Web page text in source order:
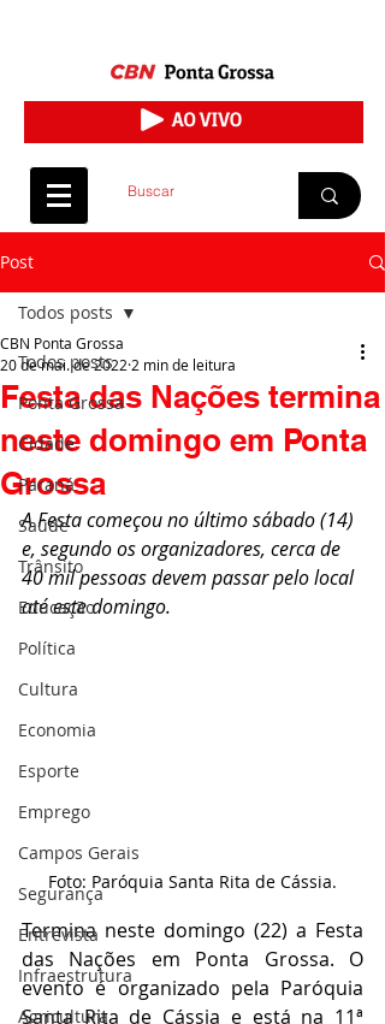
Post
Todos posts
Ponta Grossa
Cidade
Paraná
Saúde
Trânsito
Educação
Política
Cultura
Economia
Esporte
Emprego
Campos Gerais
Segurança
Entrevista
Infraestrutura
Agricultura
Todos posts
Festa das Nações termina
neste domingo em Ponta
Grossa
CBN Ponta Grossa
20 de mai. de 2022 2 min de leitura
A Festa começou no último sábado (14)
e, segundo os organizadores, cerca de
40 mil pessoas devem passar pelo local
até este domingo.
Foto: Paróquia Santa Rita de Cássia.
Termina neste domingo (22) a Festa
das Nações em Ponta Grossa. O
evento é organizado pela Paróquia
Santa Rita de Cássia e está na 11ª